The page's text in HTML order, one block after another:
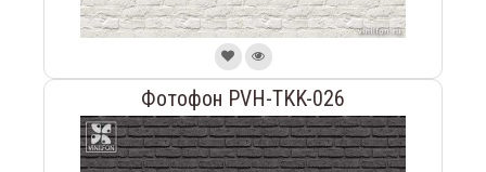
Фотофон PVH-TKK-026